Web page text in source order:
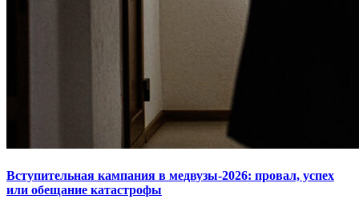
Вступительная кампания в медвузы-2026: провал, успех
или обещание катастрофы